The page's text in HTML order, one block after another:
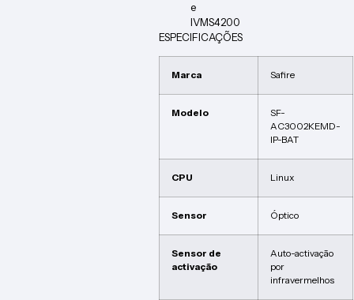
e
IVMS4200
ESPECIFICAÇÕES
Marca Safire
Modelo
SF-
AC3002KEMD-
IP-BAT
CPU Linux
Sensor Óptico
Sensor de
activação
Auto-activação
por
infravermelhos